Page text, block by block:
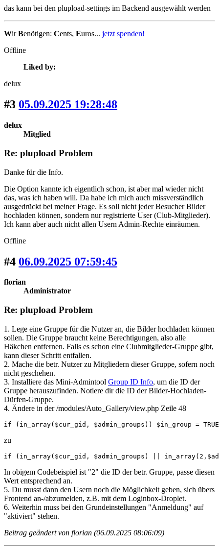
das kann bei den plupload-settings im Backend ausgewählt werden
WirBenötigen: Cents, Euros... jetzt spenden!
Offline
Liked by:
delux
#3 05.09.2025 19:28:48
delux
Mitglied
Re: plupload Problem
Danke für die Info.
Die Option kannte ich eigentlich schon, ist aber mal wieder nicht
das, was ich haben will. Da habe ich mich auch missverständlich
ausgedrückt bei meiner Frage. Es soll nicht jeder Besucher Bilder
hochladen können, sondern nur registrierte User (Club-Mitglieder).
Ich kann aber auch nicht allen Usern Admin-Rechte einräumen.
Offline
#4 06.09.2025 07:59:45
florian
Administrator
Re: plupload Problem
1. Lege eine Gruppe für die Nutzer an, die Bilder hochladen können
sollen. Die Gruppe braucht keine Berechtigungen, also alle
Häkchen entfernen. Falls es schon eine Clubmitglieder-Gruppe gibt,
kann dieser Schritt entfallen.
2. Mache die betr. Nutzer zu Mitgliedern dieser Gruppe, sofern noch
nicht geschehen.
3. Installiere das Mini-Admintool Group ID Info, um die ID der
Gruppe herauszufinden. Notiere dir die ID der Bilder-Hochladen-
Dürfen-Gruppe.
4. Ändere in der /modules/Auto_Gallery/view.php Zeile 48
if (in_array($cur_gid, $admin_groups)) $in_group =
zu
if (in_array($cur_gid, $admin_groups) ||
In obigem Codebeispiel ist "2" die ID der betr. Gruppe, passe diesen
Wert entsprechend an.
5. Du musst dann den Usern noch die Möglichkeit geben, sich übers
Frontend an-/abzumelden, z.B. mit dem Loginbox-Droplet.
6. Weiterhin muss bei den Grundeinstellungen "Anmeldung" auf
"aktiviert" stehen.
Beitrag geändert von florian (06.09.2025 08:06:09)